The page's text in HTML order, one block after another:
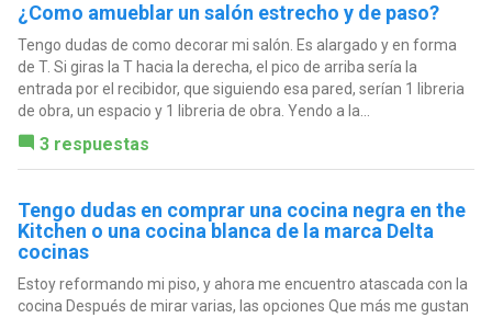
¿Como amueblar un salón estrecho y de paso?
Tengo dudas de como decorar mi salón. Es alargado y en forma
de T. Si giras la T hacia la derecha, el pico de arriba sería la
entrada por el recibidor, que siguiendo esa pared, serían 1 libreria
de obra, un espacio y 1 libreria de obra. Yendo a la...
3 respuestas
Tengo dudas en comprar una cocina negra en the
Kitchen o una cocina blanca de la marca Delta
cocinas
Estoy reformando mi piso, y ahora me encuentro atascada con la
cocina Después de mirar varias, las opciones Que más me gustan